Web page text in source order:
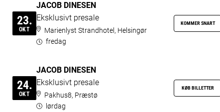
23.
OKT
JACOB DINESEN
Eksklusivt presale
Marienlyst Strandhotel, Helsingør
fredag
KOMMER SNART
24.
OKT
JACOB DINESEN
Eksklusivt presale
Pakhus8, Præstø
lørdag
KØB BILLETTER